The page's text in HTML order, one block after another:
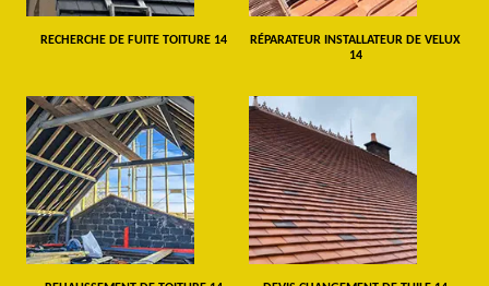
RECHERCHE DE FUITE TOITURE 14
RÉPARATEUR INSTALLATEUR DE VELUX
14